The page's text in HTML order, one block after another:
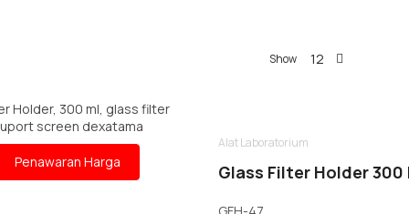
Show 12
Penawaran Harga
Alat Laboratorium
Glass Filter Holder 300